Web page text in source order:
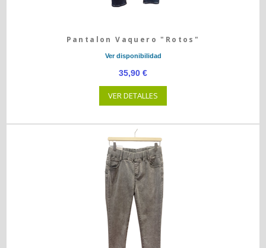
Pantalon Vaquero "Rotos"
Ver disponibilidad
35,90 €
VER DETALLES